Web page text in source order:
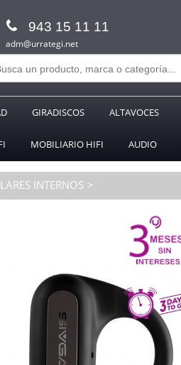
943 15 11 11
adm@urrategi.net
GIRADISCOS ALTAVOCES
MOBILIARIO HIFI AUDIO
INTERNOS